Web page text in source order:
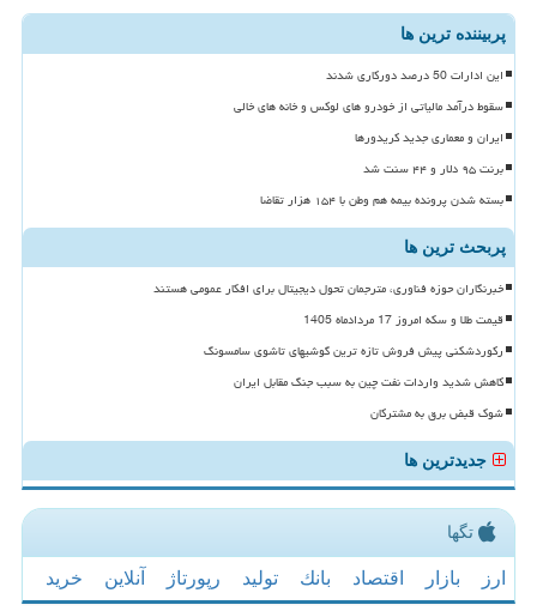
پربیننده ترین ها
این ادارات 50 درصد دورکاری شدند
سقوط درآمد مالیاتی از خودرو های لوکس و خانه های خالی
ایران و معماری جدید کریدورها
برنت ۹۵ دلار و ۴۴ سنت شد
بسته شدن پرونده بیمه هم وطن با ۱۵۴ هزار تقاضا
پربحث ترین ها
خبرنگاران حوزه فناوری، مترجمان تحول دیجیتال برای افکار عمومی هستند
قیمت طلا و سکه امروز 17 مردادماه 1405
رکوردشکنی پیش فروش تازه ترین گوشیهای تاشوی سامسونگ
کاهش شدید واردات نفت چین به سبب جنگ مقابل ایران
شوک قبض برق به مشترکان
جدیدترین ها
تگها
ارز بازار اقتصاد بانك تولید رپورتاژ آنلاین خرید